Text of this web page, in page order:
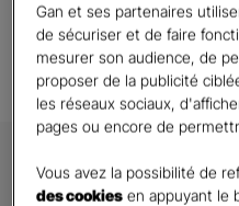
Alison A.
Gan et ses partenaires
de sécuriser et de faire
mesurer son audience, de
proposer de la publicité
les réseaux sociaux,
pages ou encore de
Vous avez la possibilité de
des cookies en appuyant le